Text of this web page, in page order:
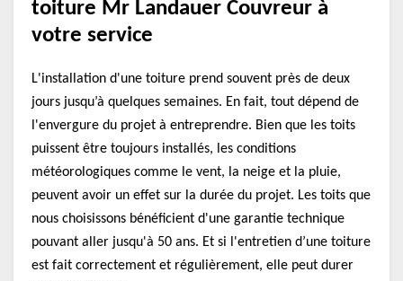
toiture Mr Landauer Couvreur à
votre service
L'installation d'une toiture prend souvent près de deux
jours jusqu’à quelques semaines. En fait, tout dépend de
l'envergure du projet à entreprendre. Bien que les toits
puissent être toujours installés, les conditions
météorologiques comme le vent, la neige et la pluie,
peuvent avoir un effet sur la durée du projet. Les toits que
nous choisissons bénéficient d'une garantie technique
pouvant aller jusqu'à 50 ans. Et si l'entretien d’une toiture
est fait correctement et régulièrement, elle peut durer